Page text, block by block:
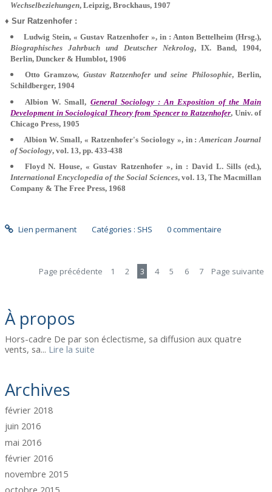
À propos
Hors-cadre De par son éclectisme, sa diffusion aux quatre
vents, sa... Lire la suite
Archives
février 2018
juin 2016
mai 2016
février 2016
novembre 2015
octobre 2015
Wechselbeziehungen, Leipzig, Brockhaus, 1907
♦ Sur Ratzenhofer :
Ludwig Stein, « Gustav Ratzenhofer », in : Anton Bettelheim (Hrsg.),
Biographisches Jahrbuch und Deutscher Nekrolog, IX. Band, 1904,
Berlin, Duncker & Humblot, 1906
Otto Gramzow, Gustav Ratzenhofer und seine Philosophie, Berlin,
Schildberger, 1904
Albion W. Small, General Sociology : An Exposition of the Main
Development in Sociological Theory from Spencer to Ratzenhofer, Univ. of
Chicago Press, 1905
Albion W. Small, « Ratzenhofer's Sociology », in :American Journal
of Sociology, vol. 13, pp. 433-438
Floyd N. House, « Gustav Ratzenhofer », in : David L. Sills (ed.),
International Encyclopedia of the Social Sciences, vol. 13, The Macmillan
Company & The Free Press, 1968
Lien permanent Catégories : SHS 0commentaire
Page précédente 1 2 3 4 5 6 7 Page suivante